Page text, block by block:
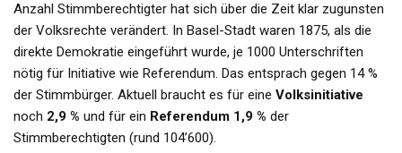
Anzahl Stimmberechtigter hat sich über die Zeit klar zugunsten
der Volksrechte verändert. In Basel-Stadt waren 1875, als die
direkte Demokratie eingeführt wurde, je 1000 Unterschriften
nötig für Initiative wie Referendum. Das entsprach gegen 14 %
der Stimmbürger. Aktuell braucht es für eine Volksinitiative
noch 2,9 % und für ein Referendum 1,9 % der
Stimmberechtigten (rund 104’600).